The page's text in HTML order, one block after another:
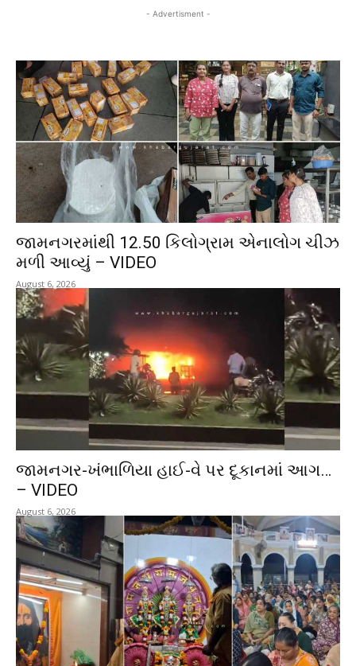
- Advertisment -
જામનગરમાંથી 12.50 કિલોગ્રામ એનાલોગ ચીઝ
મળી આવ્યું – VIDEO
August 6, 2026
જામનગર-ખંભાળિયા હાઈ-વે પર દૂકાનમાં આગ…
– VIDEO
August 6, 2026